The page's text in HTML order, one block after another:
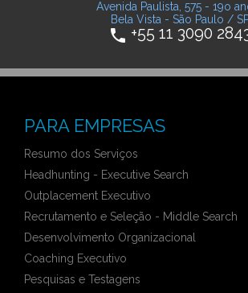
Avenida Paulista, 575 - 19o
Bela Vista - São Paulo /
phone +55 11 3090
PARA EMPRESAS
Resumo dos Serviços
Headhunting - Executive Search
Outplacement Executivo
Recrutamento e Seleção - Middle Search
Desenvolvimento Organizacional
Coaching Executivo
Pesquisas e Testagens